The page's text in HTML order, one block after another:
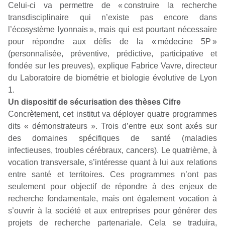
Celui-ci va permettre de « construire la recherche
transdisciplinaire qui n’existe pas encore dans
l’écosystème lyonnais », mais qui est pourtant nécessaire
pour répondre aux défis de la « médecine 5P »
(personnalisée, préventive, prédictive, participative et
fondée sur les preuves), explique Fabrice Vavre, directeur
du Laboratoire de biométrie et biologie évolutive de Lyon
1.
Un dispositif de sécurisation des thèses Cifre
Concrètement, cet institut va déployer quatre programmes
dits « démonstrateurs ». Trois d’entre eux sont axés sur
des domaines spécifiques de santé (maladies
infectieuses, troubles cérébraux, cancers). Le quatrième, à
vocation transversale, s’intéresse quant à lui aux relations
entre santé et territoires. Ces programmes n’ont pas
seulement pour objectif de répondre à des enjeux de
recherche fondamentale, mais ont également vocation à
s’ouvrir à la société et aux entreprises pour générer des
projets de recherche partenariale. Cela se traduira,